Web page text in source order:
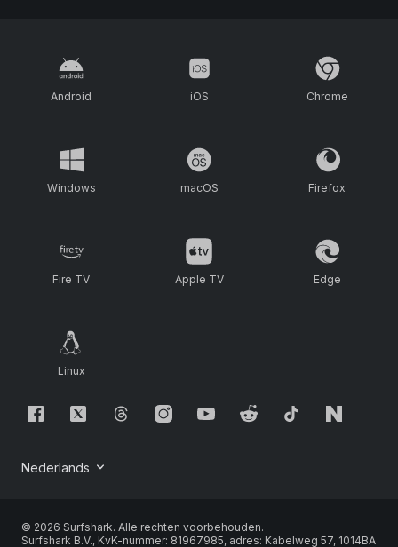
Android iOS Chrome
Windows macOS Firefox
Fire TV Apple TV Edge
Linux
© 2026 Surfshark. Alle rechten voorbehouden.
Surfshark B.V., KvK-nummer: 81967985, adres: Kabelweg 57, 1014BA